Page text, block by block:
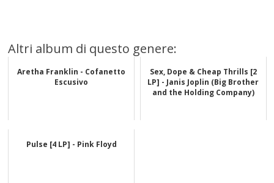
Altri album di questo genere:
Aretha Franklin - Cofanetto
Escusivo
Sex, Dope & Cheap Thrills [2
LP] - Janis Joplin (Big Brother
and the Holding Company)
Pulse [4 LP] - Pink Floyd